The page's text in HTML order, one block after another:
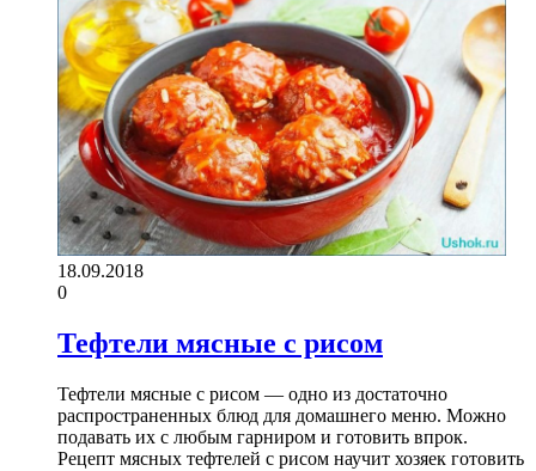
18.09.2018
0
Тефтели мясные с рисом
Тефтели мясные с рисом — одно из достаточно
распространенных блюд для домашнего меню. Можно
подавать их с любым гарниром и готовить впрок.
Рецепт мясных тефтелей с рисом научит хозяек готовить